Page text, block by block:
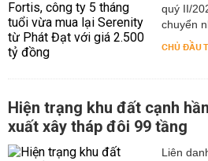
quý II/
chuyển
CHỦ ĐẦU
Hiện trạng khu đất cạnh
xuất xây tháp đôi 99 tầng
Liên